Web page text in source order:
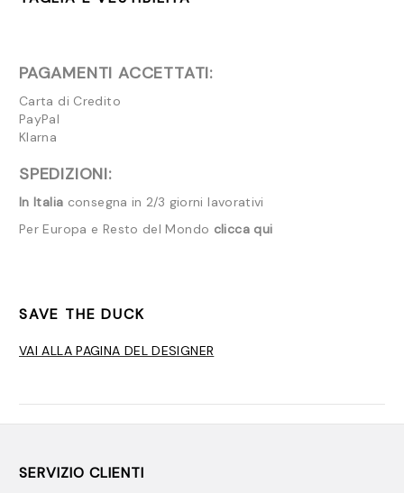
PAGAMENTI ACCETTATI:
Carta di Credito
PayPal
Klarna
SPEDIZIONI:
In Italia consegna in 2/3 giorni lavorativi
Per Europa e Resto del Mondo clicca qui
SAVE THE DUCK
VAI ALLA PAGINA DEL DESIGNER
SERVIZIO CLIENTI